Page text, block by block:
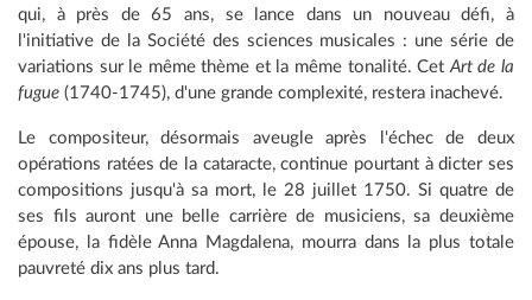
qui, à près de 65 ans, se lance dans un nouveau défi, à
l'initiative de la Société des sciences musicales : une série de
variations sur le même thème et la même tonalité. Cet Art de la
fugue (1740-1745), d'une grande complexité, restera inachevé.
Le compositeur, désormais aveugle après l'échec de deux
opérations ratées de la cataracte, continue pourtant à dicter ses
compositions jusqu'à sa mort, le 28 juillet 1750. Si quatre de
ses fils auront une belle carrière de musiciens, sa deuxième
épouse, la fidèle Anna Magdalena, mourra dans la plus totale
pauvreté dix ans plus tard.